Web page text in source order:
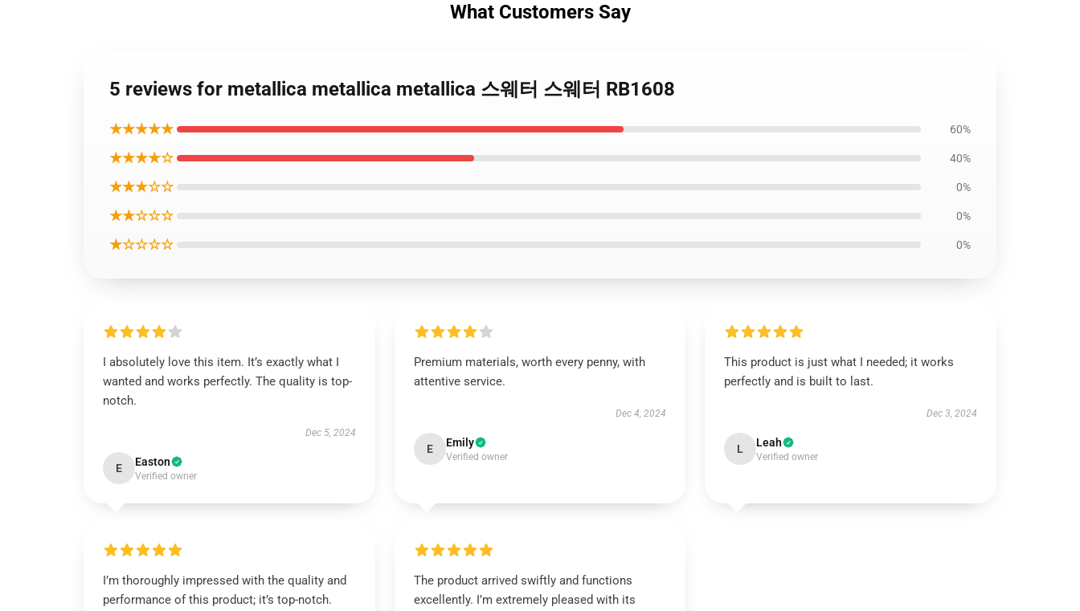
What Customers Say
5 reviews for metallica metallica metallica 스웨터 스웨터 RB1608
★★★★★ 60%
★★★★☆ 40%
★★★☆☆ 0%
★★☆☆☆ 0%
★☆☆☆☆ 0%
I absolutely love this item. It’s exactly what I
wanted and works perfectly. The quality is top-
notch.
Dec 5, 2024
E Easton
Verified owner
Premium materials, worth every penny, with
attentive service.
Dec 4, 2024
E Emily
Verified owner
This product is just what I needed; it works
perfectly and is built to last.
Dec 3, 2024
L Leah
Verified owner
I’m thoroughly impressed with the quality and
performance of this product; it’s top-notch.
The product arrived swiftly and functions
excellently. I’m extremely pleased with its